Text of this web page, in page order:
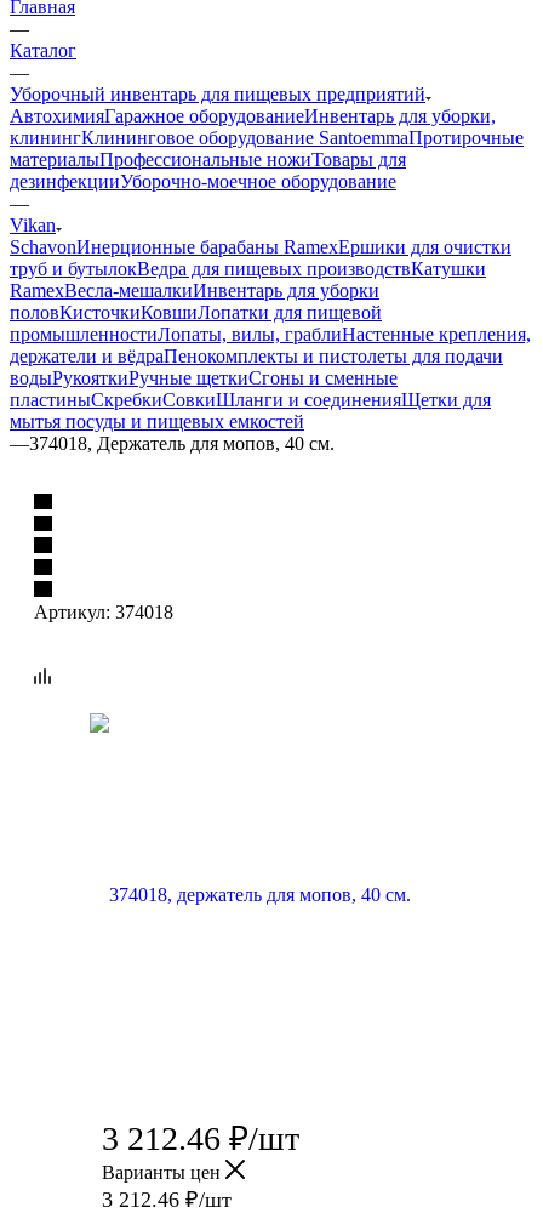
Главная
—
Каталог
—
Уборочный инвентарь для пищевых предприятий
АвтохимияГаражное оборудованиеИнвентарь для уборки,
клинингКлининговое оборудование SantoemmaПротирочные
материалыПрофессиональные ножиТовары для
дезинфекцииУборочно-моечное оборудование
—
Vikan
SchavonИнерционные барабаны RamexЕршики для очистки
труб и бутылокВедра для пищевых производствКатушки
RamexВесла-мешалкиИнвентарь для уборки
половКисточкиКовшиЛопатки для пищевой
промышленностиЛопаты, вилы, граблиНастенные крепления,
держатели и вёдраПенокомплекты и пистолеты для подачи
водыРукояткиРучные щеткиСгоны и сменные
пластиныСкребкиСовкиШланги и соединенияЩетки для
мытья посуды и пищевых емкостей
—374018, Держатель для мопов, 40 см.
Артикул: 374018
3 212.46 ₽/шт
Варианты цен
3 212.46 ₽/шт